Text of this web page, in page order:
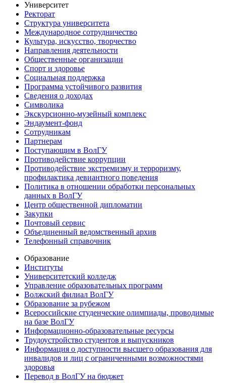
Университет
Ректорат
Структура университета
Международное сотрудничество
Культура, искусство, творчество
Направления деятельности
Общественные организации
Спорт и здоровье
Социальная поддержка
Программа устойчивого развития
Сведения о доходах
Символика
Экскурсионно-музейный комплекс
Эндаумент-фонд
Сотрудникам
Партнерам
Поступающим в ВолГУ
Противодействие коррупции
Противодействие экстремизму и терроризму,
профилактика девиантного поведения
Политика в отношении обработки персональных
данных в ВолГУ
Центр общественной дипломатии
Закупки
Почтовый сервис
Объединенный ведомственный архив
Телефонный справочник
Образование
Институты
Университетский колледж
Управление образовательных программ
Волжский филиал ВолГУ
Образование за рубежом
Всероссийские студенческие олимпиады, проводимые
на базе ВолГУ
Информационно-образовательные ресурсы
Трудоустройство студентов и выпускников
Информация о доступности высшего образования для
инвалидов и лиц с ограниченными возможностями
здоровья
Перевод в ВолГУ на бюджет